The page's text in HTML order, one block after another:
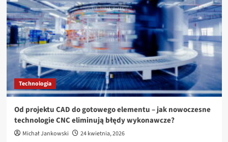
Technologia
Od projektu CAD do gotowego elementu – jak nowoczesne
technologie CNC eliminują błędy wykonawcze?
Michał Jankowski 24 kwietnia, 2026